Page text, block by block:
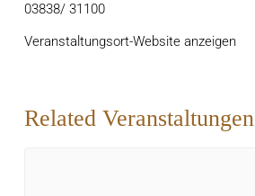
03838/ 31100
Veranstaltungsort-Website anzeigen
Related Veranstaltungen